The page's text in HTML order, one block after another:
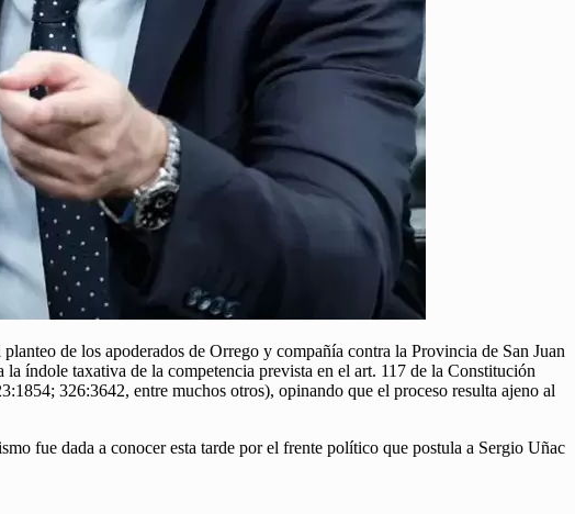
de los apoderados de Orrego y compañía contra la Provincia de San Juan
índole taxativa de la competencia prevista en el art. 117 de la Constitución
326:3642, entre muchos otros), opinando que el proceso resulta ajeno al
fue dada a conocer esta tarde por el frente político que postula a Sergio Uñac